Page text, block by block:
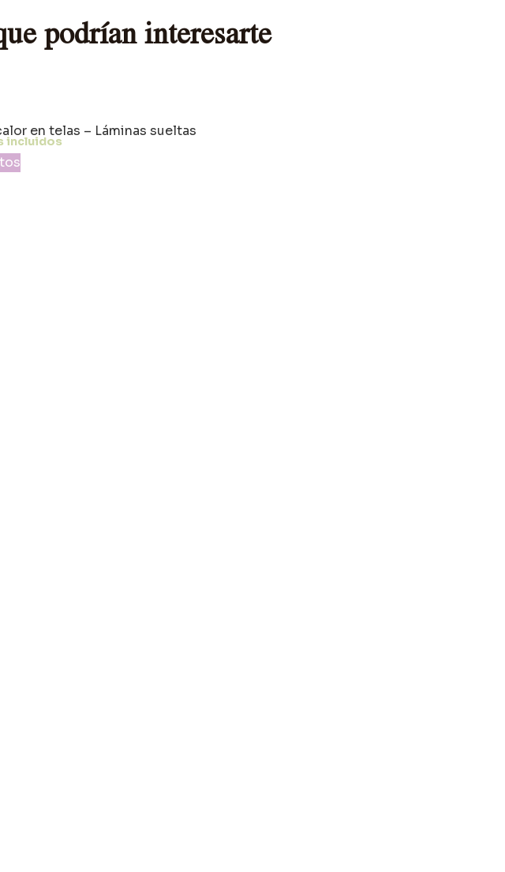
podrían interesarte
en telas – Láminas sueltas
incluidos